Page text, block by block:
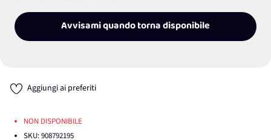
Avvisami quando torna disponibile
Aggiungi ai preferiti
NON DISPONIBILE
SKU:908792195